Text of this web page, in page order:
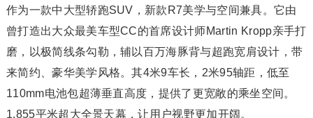
作为一款中大型轿跑SUV，新款R7美学与空间兼具。它由
曾打造出大众最美车型CC的首席设计师Martin Kropp亲手打
磨，以极简线条勾勒，辅以百万海豚背与超跑宽肩设计，带
来简约、豪华美学风格。其4米9车长，2米95轴距，低至
110mm电池包超薄垂直高度，提供了更宽敞的乘坐空间。
1.855平米超大全景天幕，让用户视野更加开阔。